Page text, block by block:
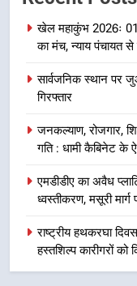
खेल महाकुंभ 2026ः 01
का मंच, न्याय पंचायत से
सार्वजनिक स्थान पर
गिरफ्तार
जनकल्याण, रोजगार,
गति : धामी कैबिनेट के
एमडीडीए का अवैध
ध्वस्तीकरण, मसूरी
राष्ट्रीय हथकरघा
हस्तशिल्प कारीगरों को